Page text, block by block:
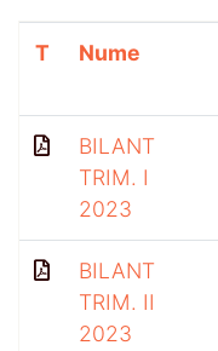
T Nume
BILANT
TRIM. I
2023
BILANT
TRIM. II
2023